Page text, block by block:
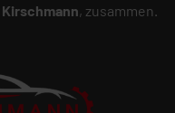
Kirschmann, zusammen.